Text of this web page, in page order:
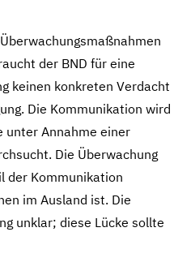
der BND für eine
keinen konkreten Verdacht
Die Kommunikation wird
unter Annahme einer
Die Überwachung
der Kommunikation
im Ausland ist. Die
unklar; diese Lücke sollte